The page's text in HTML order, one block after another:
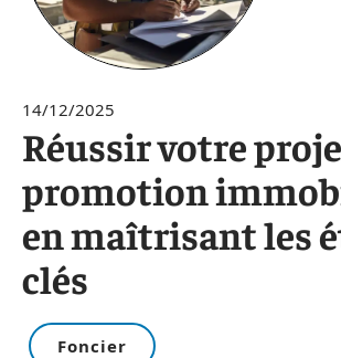
14/12/2025
Réussir votre
promotion
en maîtrisant les
clés
Foncier